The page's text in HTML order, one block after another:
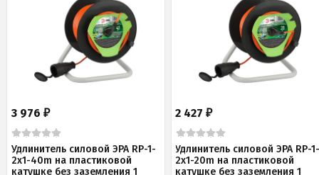
3 976 ₽
Удлинитель силовой ЭРА RP-1-
2x1-40m на пластиковой
катушке без заземления 1
2 427₽
Удлинитель силовой ЭРА RP-
2x1-20m на пластиковой
катушке без заземления 1